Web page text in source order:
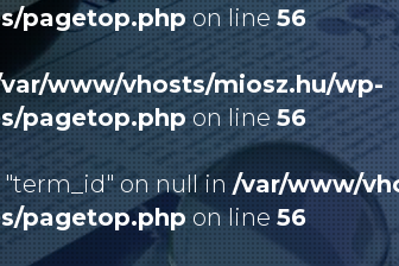
pagetop.phpon line56
www/vhosts/miosz.hu/wp-
pagetop.phpon line56
on null in /var/www/
pagetop.php on line 56